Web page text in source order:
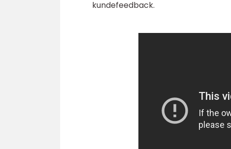
kundefeedback.